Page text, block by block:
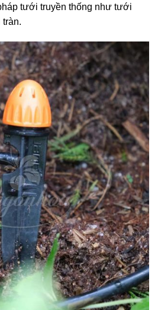
tưới truyền thống như tưới